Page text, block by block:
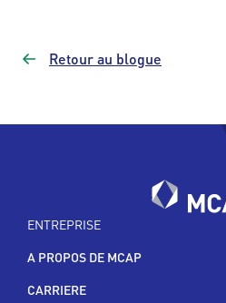
Retour au blogue
ENTREPRISE
A PROPOS DE MCAP
CARRIERE